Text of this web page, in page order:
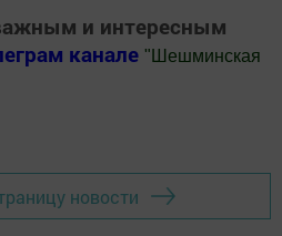
и интересным
канале " Шешминская
новости